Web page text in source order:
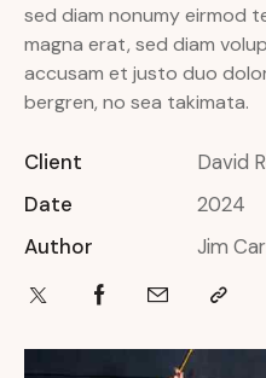
sed diam nonumy eirmod
magna erat, sed diam
accusam et justo duo
bergren, no sea takimata.
Client
David
Date
2024
Author
Jim